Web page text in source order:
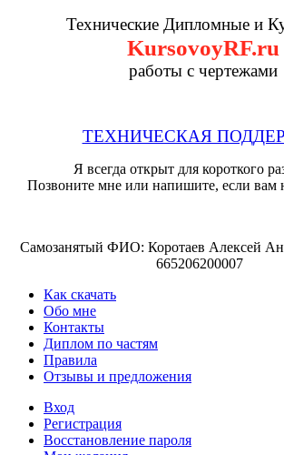
Технические Дипломные и
KursovoyRF.ru
работы с чертежами
ТЕХНИЧЕСКАЯ
Я всегда открыт для короткого
Позвоните мне или напишите, если
Самозанятый ФИО: Коротаев Алексей
665206200007
Как скачать
Обо мне
Контакты
Диплом по частям
Правила
Отзывы и предложения
Вход
Регистрация
Восстановление пароля